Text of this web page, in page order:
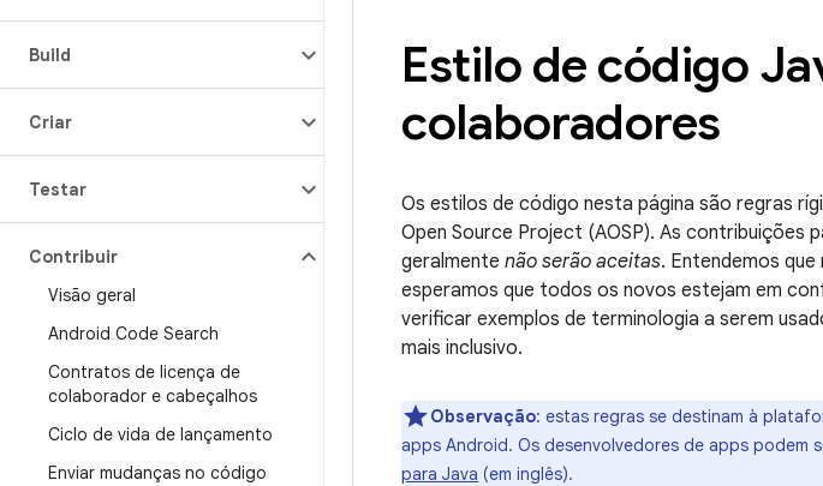
Build
Criar
Testar
Contribuir
Visão geral
Android Code Search
Contratos de licença de
colaborador e cabeçalhos
Ciclo de vida de lançamento
Enviar mudanças no código
Estilo de código
colaboradores
Os estilos de código nesta página são regras
Open Source Project (AOSP). As contribuições
geralmente não serão aceitas. Entendemos
esperamos que todos os novos estejam em
verificar exemplos de terminologia a serem
mais inclusivo.
Observação: estas regras se destinam à
apps Android. Os desenvolvedores de apps podem
para Java (em inglês).